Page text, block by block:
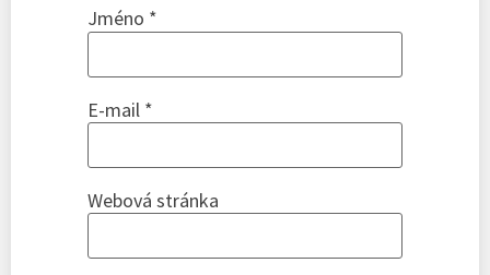
Jméno *
E-mail *
Webová stránka